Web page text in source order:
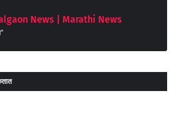
News | Marathi News